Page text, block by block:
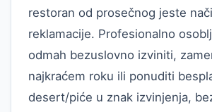
restoran od prosečnog jeste
reklamacije. Profesionalno
odmah bezuslovno izviniti,
najkraćem roku ili ponuditi
desert/piće u znak izvinjenja,